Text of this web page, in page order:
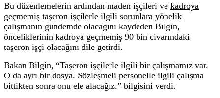
Bu düzenlemelerin ardından maden işçileri ve kadroya
geçmemiş taşeron işçilerle ilgili sorunlara yönelik
çalışmanın gündemde olacağını kaydeden Bilgin,
önceliklerinin kadroya geçmemiş 90 bin civarındaki
taşeron işçi olacağını dile getirdi.
Bakan Bilgin, “Taşeron işçilerle ilgili bir çalışmamız var.
O da ayrı bir dosya. Sözleşmeli personelle ilgili çalışma
bittikten sonra onu ele alacağız.” bilgisini verdi.